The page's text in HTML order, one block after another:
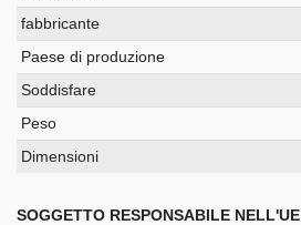
fabbricante
Paese di produzione
Soddisfare
Peso
Dimensioni
SOGGETTO RESPONSABILE NELL'UE